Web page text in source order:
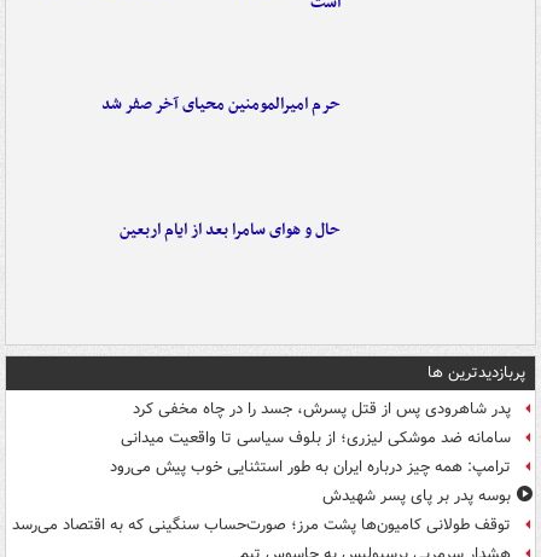
حرم امیرالمومنین محیای آخر صفر شد
حال و هوای سامرا بعد از ایام اربعین
پربازدیدترین ها
پدر شاهرودی پس از قتل پسرش، جسد را در چاه مخفی کرد
سامانه ضد موشکی لیزری؛ از بلوف سیاسی تا واقعیت میدانی
ترامپ: همه چیز درباره ایران به طور استثنایی خوب پیش می‌رود
بوسه‌ پدر بر پای پسر شهیدش
توقف طولانی کامیون‌ها پشت مرز؛ صورت‌حساب سنگینی که به اقتصاد می‌رسد